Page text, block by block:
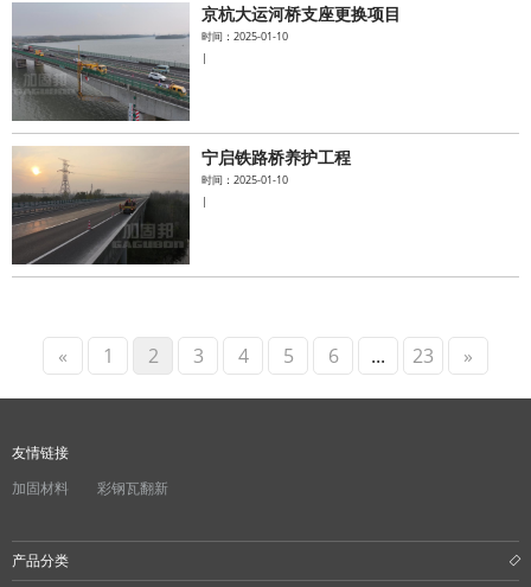
京杭大运河桥支座更换项目
时间：2025-01-10
|
宁启铁路桥养护工程
时间：2025-01-10
|
« 1 2 3 4 5 6 ... 23 »
友情链接
加固材料
彩钢瓦翻新
产品分类